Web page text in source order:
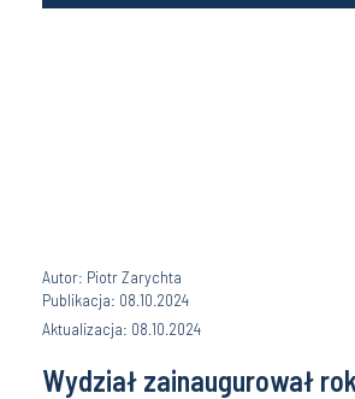
Autor: Piotr Zarychta
Publikacja: 08.10.2024
Aktualizacja: 08.10.2024
Wydział zainaugurował